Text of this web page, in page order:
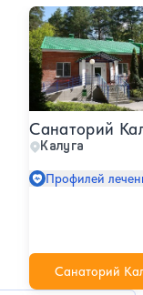
Санаторий
Калуга
Профилей
Санаторий
Санаторий